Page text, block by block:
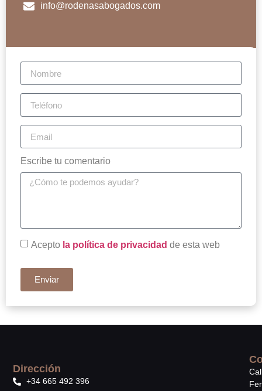
info@rodenasabogados.com
Escribe tu comentario
Acepto la política de privacidad de esta web
Enviar
Dirección
+34 665 492 396